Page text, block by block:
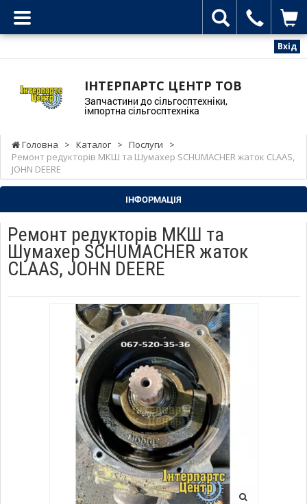
Вхід
ІНТЕРПАРТС ЦЕНТР ТОВ
Запчастини до сільгосптехніки,
імпортна сільгосптехніка
Головна > Каталог > Послуги
>
Ремонт редукторів МКШ та Шумахер SCHUMACHER жаток CLAAS,
JOHN DEERE
ІНФОРМАЦІЯ
Ремонт редукторів МКШ та
Шумахер SCHUMACHER жаток
CLAAS, JOHN DEERE